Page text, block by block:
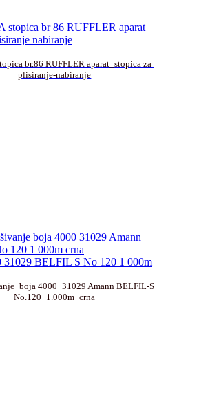
br.86 RUFFLER aparat_stopica za
plisiranje-nabiranje
4000_31029 Amann BELFIL-S
No.120_1.000m_crna